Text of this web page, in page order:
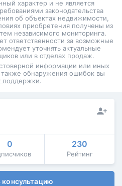
характер и не является
законодательства
об объектах недвижимости,
приобретения получены из
независимого мониторинга.
ответственности за возможные
уточнять актуальные
или в отделах продаж.
информации или иных
также обнаружения ошибок вы
поддержки.
0 230
Рейтинг
консультацию